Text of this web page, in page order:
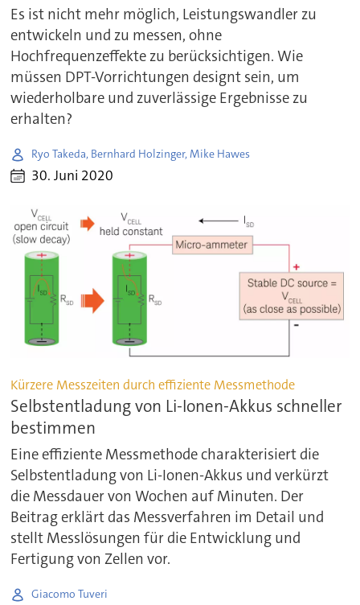
Es ist nicht mehr möglich, Leistungswandler zu
entwickeln und zu messen, ohne
Hochfrequenzeffekte zu berücksichtigen. Wie
müssen DPT-Vorrichtungen designt sein, um
wiederholbare und zuverlässige Ergebnisse zu
erhalten?
Ryo Takeda, Bernhard Holzinger, Mike Hawes
30. Juni 2020
Kürzere Messzeiten durch effiziente Messmethode
Selbstentladung von Li-Ionen-Akkus schneller
bestimmen
Eine effiziente Messmethode charakterisiert die
Selbstentladung von Li-Ionen-Akkus und verkürzt
die Messdauer von Wochen auf Minuten. Der
Beitrag erklärt das Messverfahren im Detail und
stellt Messlösungen für die Entwicklung und
Fertigung von Zellen vor.
Giacomo Tuveri